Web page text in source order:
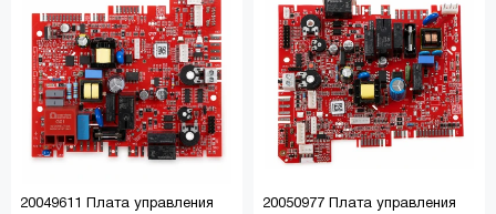
20049611 Плата управления
20050977 Плата управления